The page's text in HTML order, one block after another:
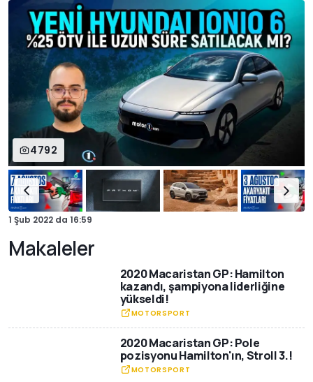
4792
1 Şub 2022 da 16:59
Makaleler
2020 Macaristan GP: Hamilton
kazandı, şampiyona liderliğine
yükseldi!
MOTORSPORT
2020 Macaristan GP: Pole
pozisyonu Hamilton'ın, Stroll 3.!
MOTORSPORT